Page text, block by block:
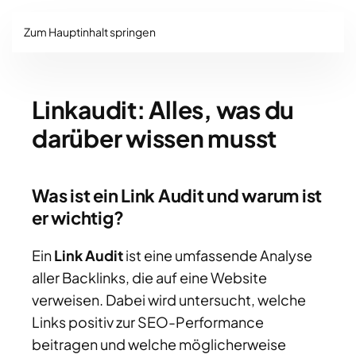
Zum Hauptinhalt springen
Linkaudit: Alles, was du
darüber wissen musst
Was ist ein Link Audit und warum ist
er wichtig?
EinLink Auditist eine umfassende Analyse
aller Backlinks, die auf eine Website
verweisen. Dabei wird untersucht, welche
Links positiv zur SEO-Performance
beitragen und welche möglicherweise